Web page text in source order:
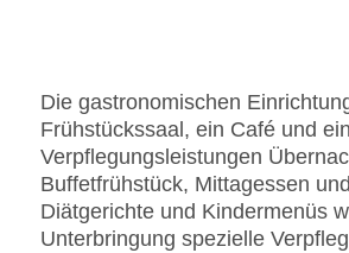
Gesamtanzahl der
Gesamtanzahl der Zimmer:
Pools:Outdoor Pool,
Zahlungsarten: American
Landeskategorie: 4 Sterne
Die gastronomischen
Frühstückssaal, ein Café und
Verpflegungsleistungen
Buffetfrühstück, Mittagessen
Diätgerichte und Kindermenüs
Unterbringung spezielle